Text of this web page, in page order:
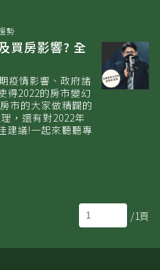
勢
買房影響? 全
疫情影響、政府諸
得2022的房市變幻
市的大家做精闢的
，還有對2022年
建議!一起來聽聽專
/1頁